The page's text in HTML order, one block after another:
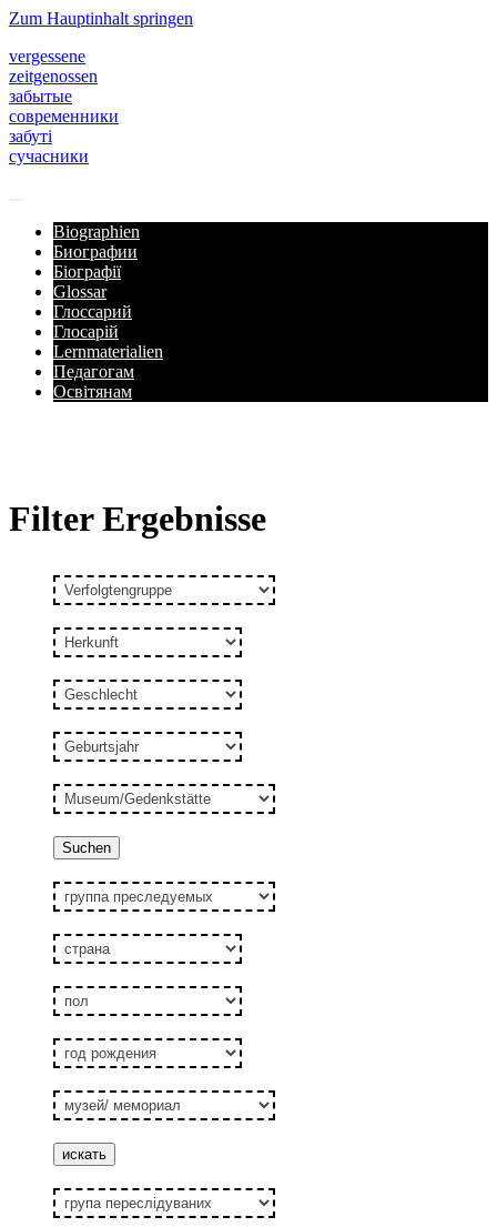
Zum Hauptinhalt springen
vergessene
zeitgenossen
забытые
современники
забуті
сучасники
Biographien
Биографии
Біографії
Glossar
Глоссарий
Глосарій
Lernmaterialien
Педагогам
Освітянам
Filter Ergebnisse
Verfolgtengruppe
Herkunft
Geschlecht
Geburtsjahr
Museum/Gedenkstätte
группа
преследуемых
страна
пол
год
рождения
музей/
мемориал
група
переслідуваних